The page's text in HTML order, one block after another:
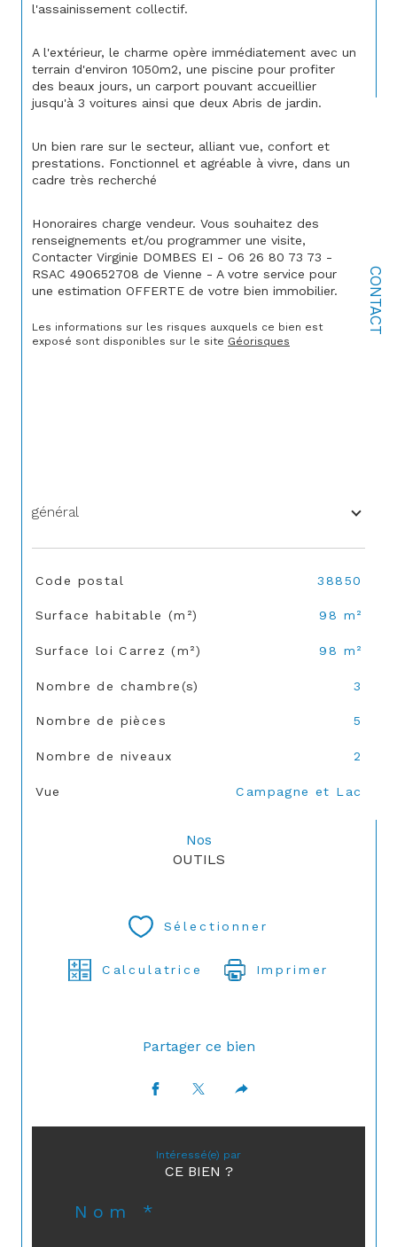
CONTACT
l'assainissement collectif.
A l'extérieur, le charme opère immédiatement avec un
terrain d'environ 1050m2, une piscine pour profiter
des beaux jours, un carport pouvant accueillier
jusqu'à 3 voitures ainsi que deux Abris de jardin.
Un bien rare sur le secteur, alliant vue, confort et
prestations. Fonctionnel et agréable à vivre, dans un
cadre très recherché
Honoraires charge vendeur. Vous souhaitez des
renseignements et/ou programmer une visite,
Contacter Virginie DOMBES EI - O6 26 80 73 73 -
RSAC 490652708 de Vienne - A votre service pour
une estimation OFFERTE de votre bien immobilier.
Les informations sur les risques auxquels ce bien est
exposé sont disponibles sur le site Géorisques
général
TRAD_SIROCCO_Caracteristique
Code postal 38850
Surface habitable (m²) 98 m²
Surface loi Carrez (m²) 98 m²
Nombre de chambre(s) 3
Nombre de pièces 5
Nombre de niveaux 2
Vue Campagne et Lac
Nos
OUTILS
Sélectionner
Calculatrice Imprimer
Partager ce bien
Intéressé(e) par
CE BIEN ?
Nom *